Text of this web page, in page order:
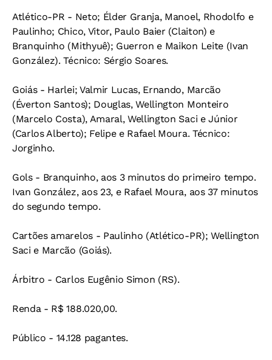
Atlético-PR - Neto; Élder Granja, Manoel, Rhodolfo e
Paulinho; Chico, Vitor, Paulo Baier (Claiton) e
Branquinho (Mithyuê); Guerron e Maikon Leite (Ivan
González). Técnico: Sérgio Soares.
Goiás - Harlei; Valmir Lucas, Ernando, Marcão
(Éverton Santos); Douglas, Wellington Monteiro
(Marcelo Costa), Amaral, Wellington Saci e Júnior
(Carlos Alberto); Felipe e Rafael Moura. Técnico:
Jorginho.
Gols - Branquinho, aos 3 minutos do primeiro tempo.
Ivan González, aos 23, e Rafael Moura, aos 37 minutos
do segundo tempo.
Cartões amarelos - Paulinho (Atlético-PR); Wellington
Saci e Marcão (Goiás).
Árbitro - Carlos Eugênio Simon (RS).
Renda - R$ 188.020,00.
Público - 14.128 pagantes.